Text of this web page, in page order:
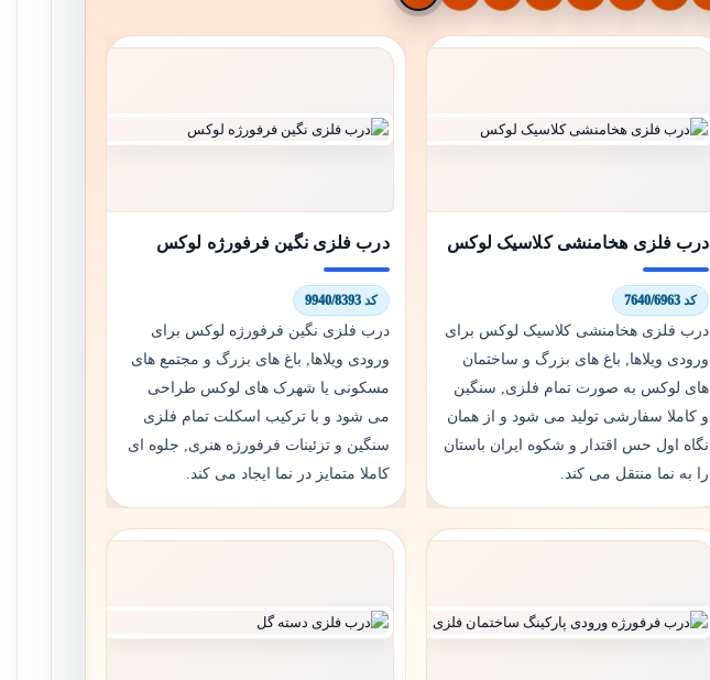
درب فلزی هخامنشی کلاسیک لوکس
کد 7640/6963
درب فلزی هخامنشی کلاسیک لوکس برای
ورودی ویلاها, باغ های بزرگ و ساختمان
های لوکس به صورت تمام فلزی, سنگین
و کاملا سفارشی تولید می شود و از همان
نگاه اول حس اقتدار و شکوه ایران باستان
را به نما منتقل می کند.
درب فلزی نگین فرفورژه لوکس
کد 9940/8393
درب فلزی نگین فرفورژه لوکس برای
ورودی ویلاها, باغ های بزرگ و مجتمع های
مسکونی یا شهرک های لوکس طراحی
می شود و با ترکیب اسکلت تمام فلزی
سنگین و تزئینات فرفورژه هنری, جلوه ای
کاملا متمایز در نما ایجاد می کند.